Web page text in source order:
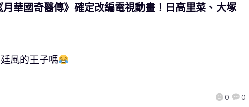
華國奇醫傳》確定改編電視動畫！日高里菜、大塚
0 0
風的王子嗎